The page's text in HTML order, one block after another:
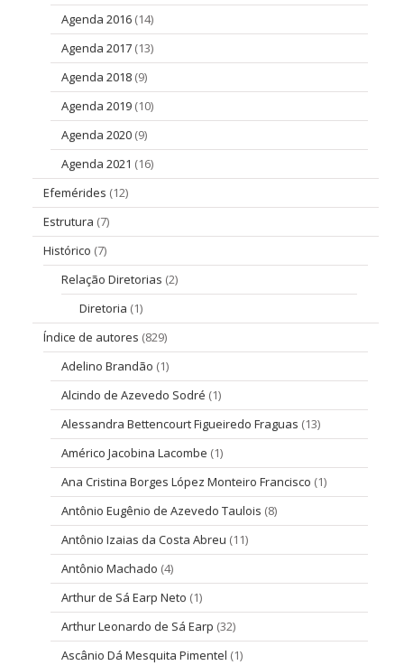
Agenda 2016 (14)
Agenda 2017 (13)
Agenda 2018 (9)
Agenda 2019 (10)
Agenda 2020 (9)
Agenda 2021 (16)
Efemérides (12)
Estrutura (7)
Histórico (7)
Relação Diretorias (2)
Diretoria (1)
Índice de autores (829)
Adelino Brandão (1)
Alcindo de Azevedo Sodré (1)
Alessandra Bettencourt Figueiredo Fraguas (13)
Américo Jacobina Lacombe (1)
Ana Cristina Borges López Monteiro Francisco (1)
Antônio Eugênio de Azevedo Taulois (8)
Antônio Izaias da Costa Abreu (11)
Antônio Machado (4)
Arthur de Sá Earp Neto (1)
Arthur Leonardo de Sá Earp (32)
Ascânio Dá Mesquita Pimentel (1)